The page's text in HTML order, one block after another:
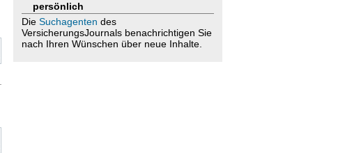
persönlich
Die Suchagenten des
VersicherungsJournals benachrichtigen Sie
nach Ihren Wünschen über neue Inhalte.